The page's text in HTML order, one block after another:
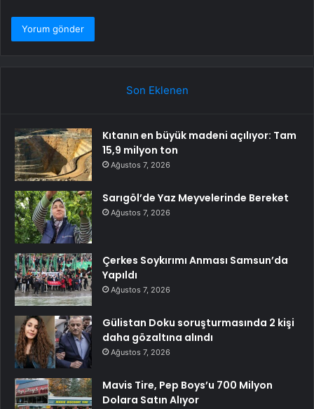
Son Eklenen
Kıtanın en büyük madeni açılıyor: Tam
15,9 milyon ton
Ağustos 7, 2026
Sarıgöl’de Yaz Meyvelerinde Bereket
Ağustos 7, 2026
Çerkes Soykırımı Anması Samsun’da
Yapıldı
Ağustos 7, 2026
Gülistan Doku soruşturmasında 2 kişi
daha gözaltına alındı
Ağustos 7, 2026
Mavis Tire, Pep Boys’u 700 Milyon
Dolara Satın Alıyor